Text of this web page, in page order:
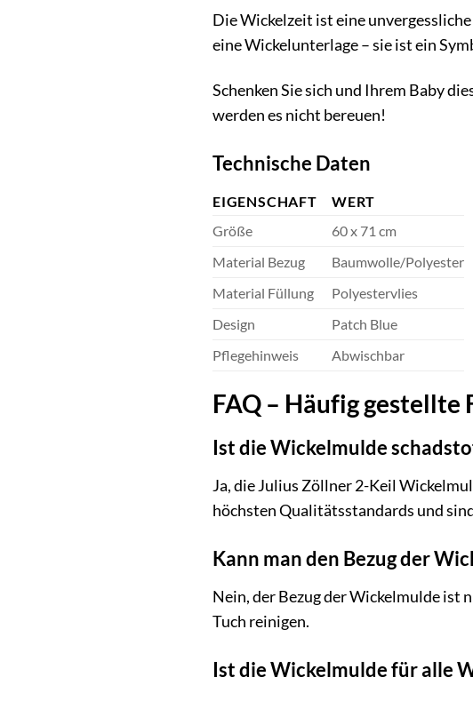
Die Wickelzeit ist eine
eine Wickelunterlage – sie ist ein
Schenken Sie sich und Ihrem Baby
werden es nicht bereuen!
Technische Daten
EIGENSCHAFT
WERT
Größe
60 x 71 cm
Material Bezug
Baumwolle/Polyester
Material Füllung
Polyestervlies
Design
Patch Blue
Pflegehinweis
Abwischbar
FAQ – Häufig gestellte
Ist die Wickelmulde
Ja, die Julius Zöllner 2-Keil
höchsten Qualitätsstandards und
Kann man den Bezug der
Nein, der Bezug der Wickelmulde ist
Tuch reinigen.
Ist die Wickelmulde für alle